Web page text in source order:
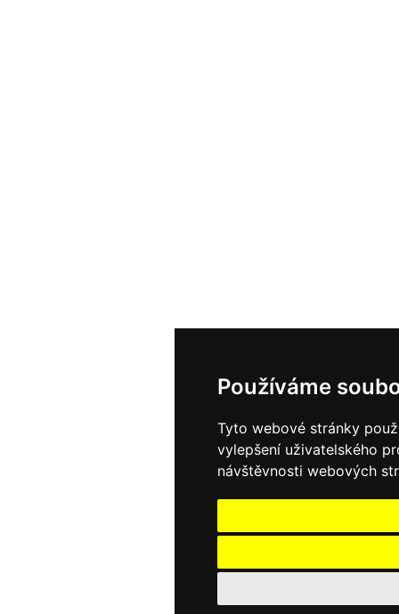
Používáme
Tyto webové stránky
vylepšení uživatelského
návštěvnosti webových